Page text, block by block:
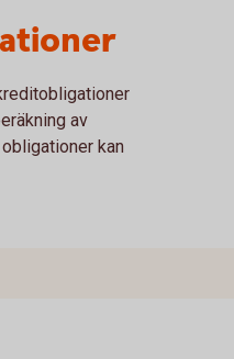
av
kan